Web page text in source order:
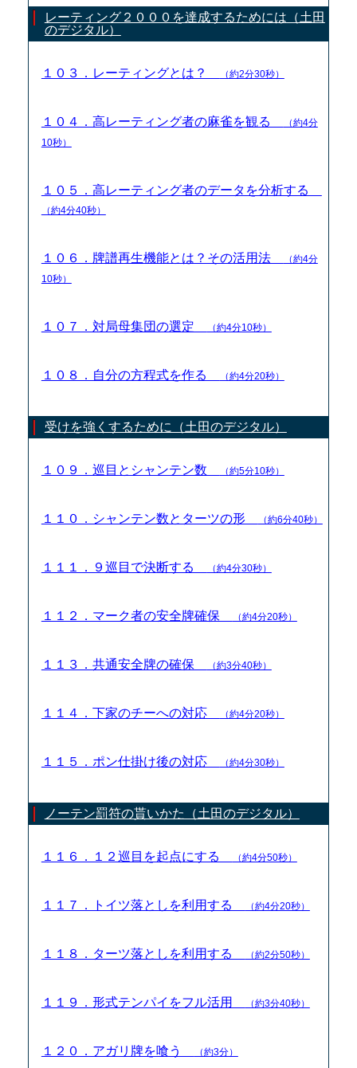
レーティング２０００を達成するためには（土田
のデジタル）
１０３．レーティングとは？ （約2分30秒）
１０４．高レーティング者の麻雀を観る
（約4分
10秒）
１０５．高レーティング者のデータを分析する
（約4分40秒）
１０６．牌譜再生機能とは？その活用法
（約4分
10秒）
１０７．対局母集団の選定 （約4分10秒）
１０８．自分の方程式を作る （約4分20秒）
受けを強くするために（土田のデジタル）
１０９．巡目とシャンテン数 （約5分10秒）
１１０．シャンテン数とターツの形 （約6分40秒）
１１１．９巡目で決断する （約4分30秒）
１１２．マーク者の安全牌確保 （約4分20秒）
１１３．共通安全牌の確保 （約3分40秒）
１１４．下家のチーへの対応 （約4分20秒）
１１５．ポン仕掛け後の対応 （約4分30秒）
ノーテン罰符の貰いかた（土田のデジタル）
１１６．１２巡目を起点にする （約4分50秒）
１１７．トイツ落としを利用する （約4分20秒）
１１８．ターツ落としを利用する （約2分50秒）
１１９．形式テンパイをフル活用 （約3分40秒）
１２０．アガリ牌を喰う （約3分）